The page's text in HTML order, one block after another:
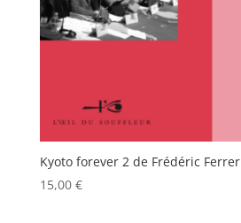
Kyoto forever 2 de Frédéric Ferrer
15,00 €